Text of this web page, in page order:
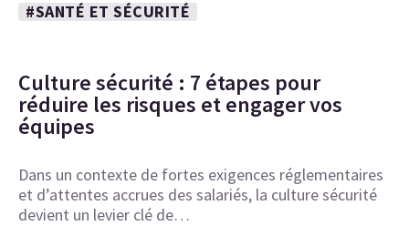
#SANTÉ ET SÉCURITÉ
Culture sécurité : 7 étapes pour
réduire les risques et engager vos
équipes
Dans un contexte de fortes exigences réglementaires
et d’attentes accrues des salariés, la culture sécurité
devient un levier clé de…